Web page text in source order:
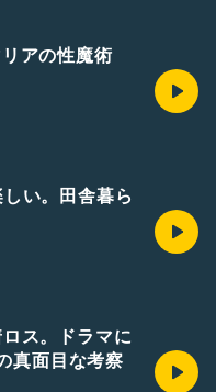
アの性魔術
い。田舎暮ら
ス。ドラマに
真面目な考察